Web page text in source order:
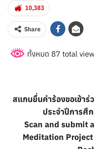
10,383
Share
ทั้งหมด 87 total
สแกนยื่นคำร้องขอเข้า
ประจำปีการศึ
Scan and submit
Meditation